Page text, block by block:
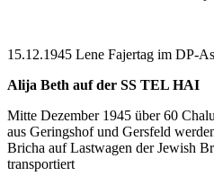
15.12.1945 Lene Fajertag im DP-
Alija Beth auf der SS TEL HAI
Mitte Dezember 1945 über 60
aus Geringshof und Gersfeld
Bricha auf Lastwagen der Jewish
transportiert